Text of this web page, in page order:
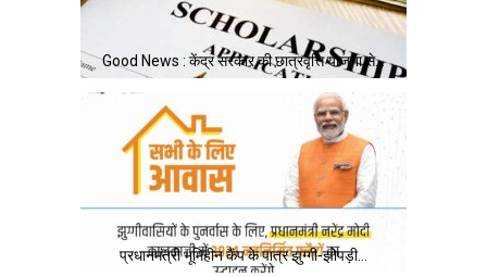
Good News : केंद्र सरकार की छात्रवृत्ति योजना से…
प्रधानमंत्री भूमिहीन कैंप के पात्र झुग्गी-झोपड़ी…